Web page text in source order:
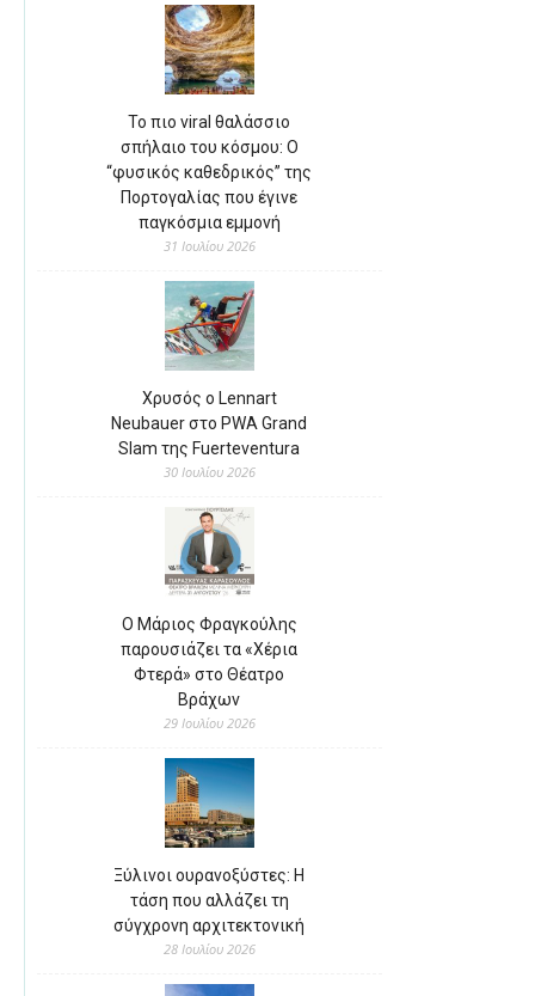
Το πιο viral θαλάσσιο
σπήλαιο του κόσμου: Ο
“φυσικός καθεδρικός” της
Πορτογαλίας που έγινε
παγκόσμια εμμονή
31 Ιουλίου 2026
Χρυσός ο Lennart
Neubauer στο PWA Grand
Slam της Fuerteventura
30 Ιουλίου 2026
Ο Μάριος Φραγκούλης
παρουσιάζει τα «Χέρια
Φτερά» στο Θέατρο
Βράχων
29 Ιουλίου 2026
Ξύλινοι ουρανοξύστες: Η
τάση που αλλάζει τη
σύγχρονη αρχιτεκτονική
28 Ιουλίου 2026